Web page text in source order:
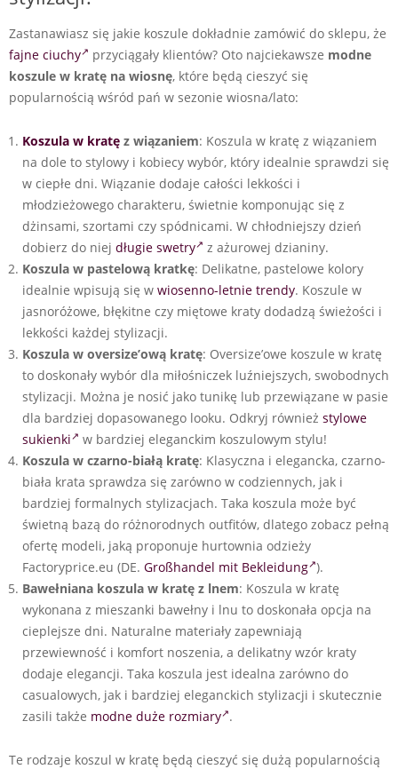
Zastanawiasz się jakie koszule dokładnie zamówić do sklepu, że
fajne ciuchy
przyciągały klientów? Oto najciekawsze modne
koszule w kratę na wiosnę, które będą cieszyć się
popularnością wśród pań w sezonie wiosna/lato:
Koszula w kratę z wiązaniem: Koszula w kratę z wiązaniem
na dole to stylowy i kobiecy wybór, który idealnie sprawdzi się
w ciepłe dni. Wiązanie dodaje całości lekkości i
młodzieżowego charakteru, świetnie komponując się z
dżinsami, szortami czy spódnicami. W chłodniejszy dzień
dobierz do niej długie swetry
z ażurowej dzianiny.
Koszula w pastelową kratkę: Delikatne, pastelowe kolory
idealnie wpisują się w wiosenno-letnie trendy. Koszule w
jasnoróżowe, błękitne czy miętowe kraty dodadzą świeżości i
lekkości każdej stylizacji.
Koszula w oversize’ową kratę: Oversize’owe koszule w kratę
to doskonały wybór dla miłośniczek luźniejszych, swobodnych
stylizacji. Można je nosić jako tunikę lub przewiązane w pasie
dla bardziej dopasowanego looku. Odkryj również stylowe
sukienki
w bardziej eleganckim koszulowym stylu!
Koszula w czarno-białą kratę: Klasyczna i elegancka, czarno-
biała krata sprawdza się zarówno w codziennych, jak i
bardziej formalnych stylizacjach. Taka koszula może być
świetną bazą do różnorodnych outfitów, dlatego zobacz pełną
ofertę modeli, jaką proponuje hurtownia odzieży
Factoryprice.eu (DE. Großhandel mit Bekleidung ).
Bawełniana koszula w kratę z lnem: Koszula w kratę
wykonana z mieszanki bawełny i lnu to doskonała opcja na
cieplejsze dni. Naturalne materiały zapewniają
przewiewność i komfort noszenia, a delikatny wzór kraty
dodaje elegancji. Taka koszula jest idealna zarówno do
casualowych, jak i bardziej eleganckich stylizacji i skutecznie
zasili także modne duże rozmiary .
Te rodzaje koszul w kratę będą cieszyć się dużą popularnością